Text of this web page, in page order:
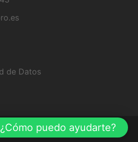
de Datos
Funciona gracias aSydney
¿Cómo puedo ayudarte?